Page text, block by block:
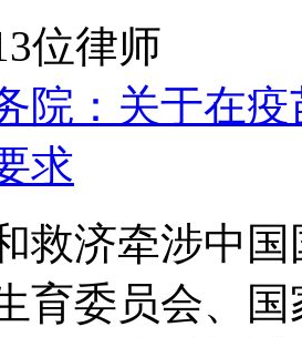
位律师
院：关于在
求
救济牵涉中
育委员会、